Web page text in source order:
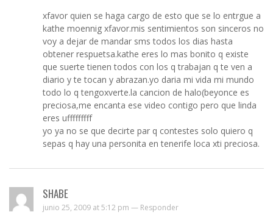
xfavor quien se haga cargo de esto que se lo entrgue a
kathe moennig xfavor.mis sentimientos son sinceros no
voy a dejar de mandar sms todos los dias hasta
obtener respuetsa.kathe eres lo mas bonito q existe
que suerte tienen todos con los q trabajan q te ven a
diario y te tocan y abrazan.yo daria mi vida mi mundo
todo lo q tengoxverte.la cancion de halo(beyonce es
preciosa,me encanta ese video contigo pero que linda
eres ufffffffff
yo ya no se que decirte par q contestes solo quiero q
sepas q hay una personita en tenerife loca xti preciosa.
SHABE
junio 25, 2009 at 5:12 pm — Responder